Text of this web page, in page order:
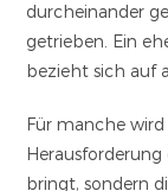
durcheinander
getrieben. Ein
bezieht sich auf
Für manche
Herausforderung
bringt, sondern